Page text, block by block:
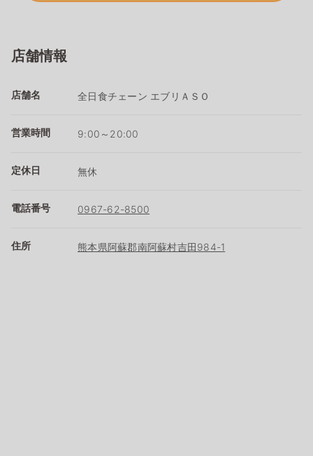
店舗情報
店舗名 全日食チェーン エブリＡＳＯ
営業時間 9:00～20:00
定休日 無休
電話番号 0967-62-8500
住所 熊本県阿蘇郡南阿蘇村吉田984-1